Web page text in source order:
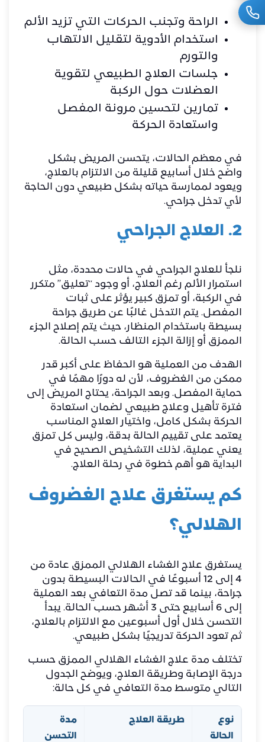
الراحة وتجنب الحركات التي تزيد الألم
استخدام الأدوية لتقليل الالتهاب
والتورم
جلسات العلاج الطبيعي لتقوية
العضلات حول الركبة
تمارين لتحسين مرونة المفصل
واستعادة الحركة
في معظم الحالات، يتحسن المريض بشكل
واضح خلال أسابيع قليلة من الالتزام بالعلاج،
ويعود لممارسة حياته بشكل طبيعي دون الحاجة
لأي تدخل جراحي.
2. العلاج الجراحي
نلجأ للعلاج الجراحي في حالات محددة، مثل
استمرار الألم رغم العلاج، أو وجود “تعليق” متكرر
في الركبة، أو تمزق كبير يؤثر على ثبات
المفصل. يتم التدخل غالبًا عن طريق جراحة
بسيطة باستخدام المنظار، حيث يتم إصلاح الجزء
الممزق أو إزالة الجزء التالف حسب الحالة.
الهدف من العملية هو الحفاظ على أكبر قدر
ممكن من الغضروف، لأن له دورًا مهمًا في
حماية المفصل. وبعد الجراحة، يحتاج المريض إلى
فترة تأهيل وعلاج طبيعي لضمان استعادة
الحركة بشكل كامل، واختيار العلاج المناسب
يعتمد على تقييم الحالة بدقة، وليس كل تمزق
يعني عملية، لذلك التشخيص الصحيح في
البداية هو أهم خطوة في رحلة العلاج.
كم يستغرق علاج الغضروف
الهلالي؟
يستغرق علاج الغشاء الهلالي الممزق عادة من
4 إلى 12 أسبوعًا في الحالات البسيطة بدون
جراحة، بينما قد تصل مدة التعافي بعد العملية
إلى 6 أسابيع حتى 3 أشهر حسب الحالة. يبدأ
التحسن خلال أول أسبوعين مع الالتزام بالعلاج،
ثم تعود الحركة تدريجيًا بشكل طبيعي.
تختلف مدة علاج الغشاء الهلالي الممزق حسب
درجة الإصابة وطريقة العلاج، ويوضح الجدول
التالي متوسط مدة التعافي في كل حالة:
نوع
الحالة
طريقة العلاج
مدة
التحسن